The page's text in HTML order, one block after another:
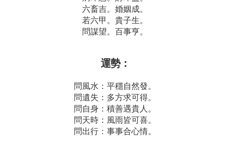
六畜吉。婚姻成。
若六甲。貴子生。
問謀望。百事亨。
運勢：
問風水：平穩自然發。
問遺失：多方求可得。
問自身：積善遇貴人。
問天時：風雨皆可喜。
問出行：事事合心情。